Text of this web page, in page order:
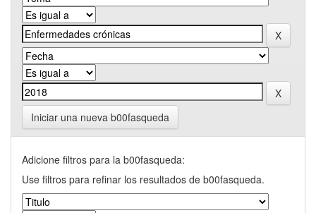
Iniciar una nueva b00fasqueda
Adicione filtros para la b00fasqueda:
Use filtros para refinar los resultados de b00fasqueda.